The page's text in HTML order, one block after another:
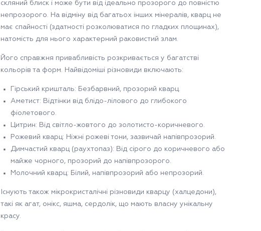
скляний блиск і може бути від ідеально прозорого до повністю
непрозорого. На відміну від багатьох інших мінералів, кварц не
має спайності (здатності розколюватися по гладких площинах),
натомість для нього характерний раковистий злам.
Його справжня привабливість розкривається у багатстві
кольорів та форм. Найвідоміші різновиди включають:
Гірський кришталь: Безбарвний, прозорий кварц.
Аметист: Відтінки від блідо-лілового до глибокого
фіолетового.
Цитрин: Від світло-жовтого до золотисто-коричневого.
Рожевий кварц: Ніжні рожеві тони, зазвичай напівпрозорий.
Димчастий кварц (раухтопаз): Від сірого до коричневого або
майже чорного, прозорий до напівпрозорого.
Молочний кварц: Білий, напівпрозорий або непрозорий.
Існують також мікрокристалічні різновиди кварцу (халцедони),
такі як агат, онікс, яшма, сердолік, що мають власну унікальну
красу.